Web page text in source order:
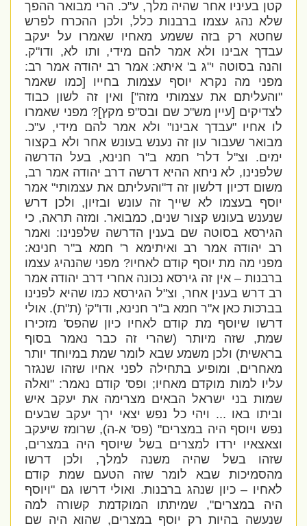
קטן בעיניו אחר שהיה מלך, ע"כ. הרי מבואר ההפך
שלא נהג עצמו ברבנות כלל, ולכן ההכרח לפרש
שחטא רק בזה ששמע מאחיו שאמרו על יעקב
עבדך אבינו ולא אמר להם מידי, ותו לא, ודו"ק.
והנה בסוטה י"ג ב' איתא: אמר רב יהודה אמר רב:
מפני מה נקרא יוסף עצמות בחייו [כמו שאמר
"והעליתם את עצמותי מזה"] ואין זה לשון כבוד
לצדיקים [עיין מש"כ שם ובס"פ מקץ]? מפני שאמרו
לו אחיו "עבדך אבינו" ולא אמר להם מידי, ע"כ.
מבואר שעבור עון זה נענש בעונש אחר ולא בקצור
ימים. וצ"ל דלר' חמא ב"ר חנינא, בעל הדרשה
שלפנינו, לא ניחא ההיא דרשה דרב יהודה אמר רב,
משום דכיון דלשון זה ד"והעליתם את עצמותי" אמר
יוסף בעצמו לא שייך זה עונש ובזיון, ולכן דרש
שנענש בעונש קצור שנים, כמבואר. ומזה תראה, כי
הגירסא בסוטה שם בענין הדרשה שלפנינו: ואמר
רב יהודה אמר רב ואיתימא ר' חמא ב"ר חנינא:
מפני מה מת יוסף קודם לאחיו? מפני שהנהיג עצמו
ברבנות – אין זה גירסא נכונה אחרי דרב יהודה אמר
רב דרש בענין אחר, וצ"ל הגירסא כמו שהיא לפנינו
בברכות כאן א"ר חמא ב"ר חנינא, ודו"ק' (ת"ת). אולי
דרשו שיוסף מת קודם לאחיו כיון שהפס' מזכירו
שמת, שזה מיותר (שהרי זה כבר נאמר בסוף
בראשית) ולכן משמע שבא לומר שמת במיוחד יותר
מאחרים, ומופיע בתחילה לפני אחיו שזהו שנגזר
עליו למות מוקדם מאחיו; ופס' קודם נאמר: "ואלה
שמות בני ישראל הבאים מצרימה את יעקב איש
וביתו באו ... ויהי כל נפש יצאי ירך יעקב שבעים
נפש ויוסף היה במצרים" (פס' א-ה), שרומז שיעקב
וצאצאיו ירדו למצרים בשל שיוסף היה במצרים,
שזהו בשל שהיה משנה למלך, ולכן דרשו
מהסמיכות שבא לומר שזה הטעם שמת קודם
לאחיו – כיון שנהג ברבנות. ואולי דרשו גם "ויוסף
היה במצרים", שמיתתו המוקדמת קשורה למה
שנעשה בהיות רק יוסף במצרים, שהוא היה שם